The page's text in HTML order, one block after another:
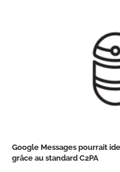
Google Messages pourrait
grâce au standard C2PA